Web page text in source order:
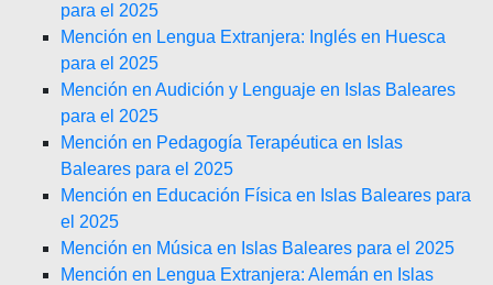
para el 2025
Mención en Lengua Extranjera: Inglés en Huesca
para el 2025
Mención en Audición y Lenguaje en Islas Baleares
para el 2025
Mención en Pedagogía Terapéutica en Islas
Baleares para el 2025
Mención en Educación Física en Islas Baleares para
el 2025
Mención en Música en Islas Baleares para el 2025
Mención en Lengua Extranjera: Alemán en Islas